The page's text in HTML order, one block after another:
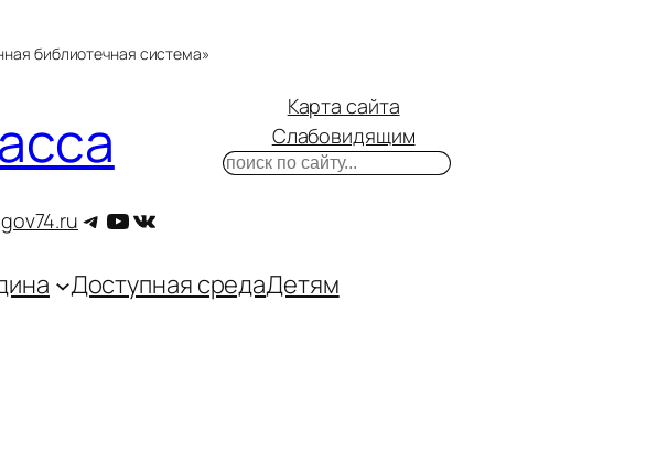
библиотечная система»
Telegram
YouTube
ВКонтакте
Карта сайта
Слабовидящим
Поиск
Доступная средаДетям